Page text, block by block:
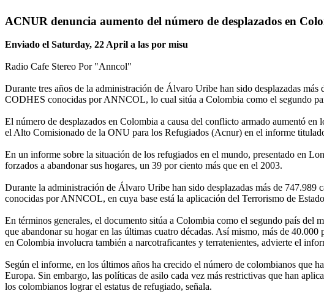
ACNUR denuncia aumento del número de desplazados en
Enviado el Saturday, 22 April a las por misu
Radio Cafe Stereo Por "Anncol"
Durante tres años de la administración de Álvaro Uribe han sido desplazadas
CODHES conocidas por ANNCOL, lo cual sitúa a Colombia como el segundo
El número de desplazados en Colombia a causa del conflicto armado aumentó
el Alto Comisionado de la ONU para los Refugiados (Acnur) en el informe
En un informe sobre la situación de los refugiados en el mundo, presentado en
forzados a abandonar sus hogares, un 39 por ciento más que en el 2003.
Durante la administración de Álvaro Uribe han sido desplazadas más de
conocidas por ANNCOL, en cuya base está la aplicación del Terrorismo de
En términos generales, el documento sitúa a Colombia como el segundo país del
que abandonar su hogar en las últimas cuatro décadas. Así mismo, más de
en Colombia involucra también a narcotraficantes y terratenientes, advierte el
Según el informe, en los últimos años ha crecido el número de colombianos que
Europa. Sin embargo, las políticas de asilo cada vez más restrictivas que han
los colombianos lograr el estatus de refugiado, señala.